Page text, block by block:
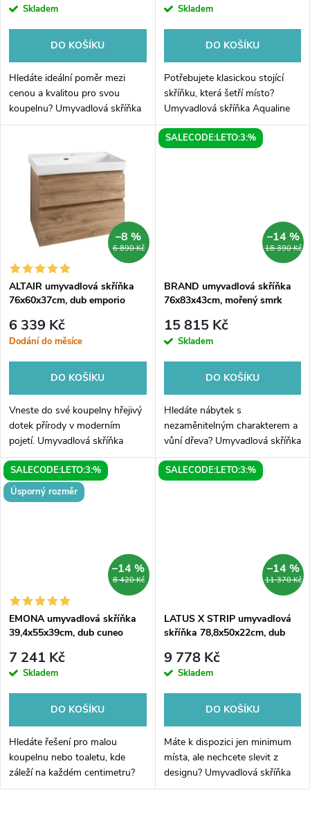
o
d
u
r
d
u
Skladem
DO KOŠÍKU
Hledáte ideální poměr mezi
cenou a kvalitou pro svou
koupelnu? Umyvadlová skříňka
Aqualine ALTAIR v zářivě bílém
využití prostoru. S hloubkou...
Skladem
DO KOŠÍKU
Potřebujete klasickou stojící
skříňku, která šetří místo?
Umyvadlová skříňka Aqualine
ALTAIR o výšce 76 cm je
ideálním řešením do koupelen,
6 890 Kč
–8 %
ALTAIR umyvadlová skříňka
76x60x37cm, dub emporio
6 339 Kč
Dodání do měsíce
DO KOŠÍKU
Vneste do své koupelny hřejivý
dotek přírody v moderním
pojetí. Umyvadlová skříňka
Aqualine ALTAIR v dekoru Dub
Emporio je ideální volbou pro ty,
kteří hledají alternativu ke...
SALECODE:LETO:3:%
18 390 Kč
–14 %
BRAND umyvadlová skříňka
76x83x43cm, mořený smrk
15 815 Kč
Skladem
DO KOŠÍKU
Hledáte nábytek s
nezaměnitelným charakterem a
vůní dřeva? Umyvadlová skříňka
Sapho BRAND v dekoru
mořený smrk vnese do vaší
SALECODE:LETO:3:%
Úsporný rozměr
8 420 Kč
–14 %
EMONA umyvadlová skříňka
39,4x55x39cm, dub cuneo
7 241 Kč
Skladem
DO KOŠÍKU
Hledáte řešení pro malou
koupelnu nebo toaletu, kde
záleží na každém centimetru?
Umyvadlová skříňka ze série
SALECODE:LETO:3:%
11 370 Kč
–14 %
LATUS X STRIP umyvadlová
skříňka 78,8x50x22cm, dub
9 778 Kč
Skladem
DO KOŠÍKU
Máte k dispozici jen minimum
místa, ale nechcete slevit z
designu? Umyvadlová skříňka
Sapho LATUS X STRIP v